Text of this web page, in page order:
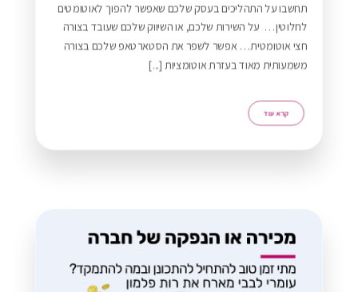
תחשבו על התהליכים בעסק שלכם שאפשר להפוך לאוטומטים
לחלוטין… על השירות שלכם, או השיווק שלכם שעובד בצורה
חצי אוטומטית… אפשר לשפר את הסטארטאפ שלכם בצורה
משמעותית מאוד בעזרת אוטומציות [...]